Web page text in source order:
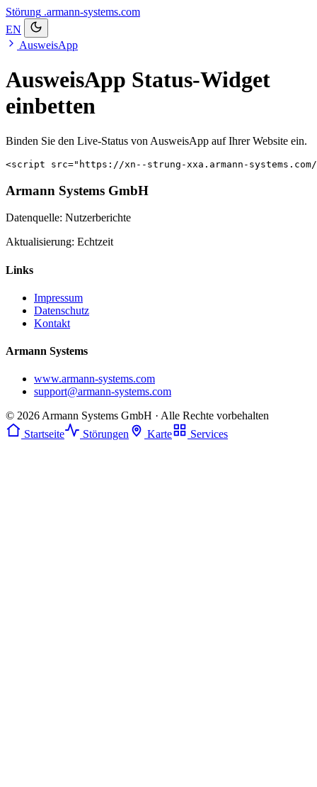
Störung .armann-systems.com
EN
AusweisApp
AusweisApp Status-Widget
einbetten
Binden Sie den Live-Status von AusweisApp auf Ihrer Website ein.
<script src="https://xn--strung-xxa.armann-
Armann Systems GmbH
Datenquelle: Nutzerberichte
Aktualisierung: Echtzeit
Links
Impressum
Datenschutz
Kontakt
Armann Systems
www.armann-systems.com
support@armann-systems.com
© 2026 Armann Systems GmbH · Alle Rechte vorbehalten
Startseite
Störungen Karte Services